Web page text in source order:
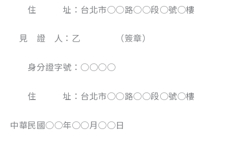
住 址：台北市○○路○○段○號○樓
見 證 人：乙 （簽章）
身分證字號：○○○○
住 址：台北市○○路○○段○號○樓
中華民國○○年○○月○○日